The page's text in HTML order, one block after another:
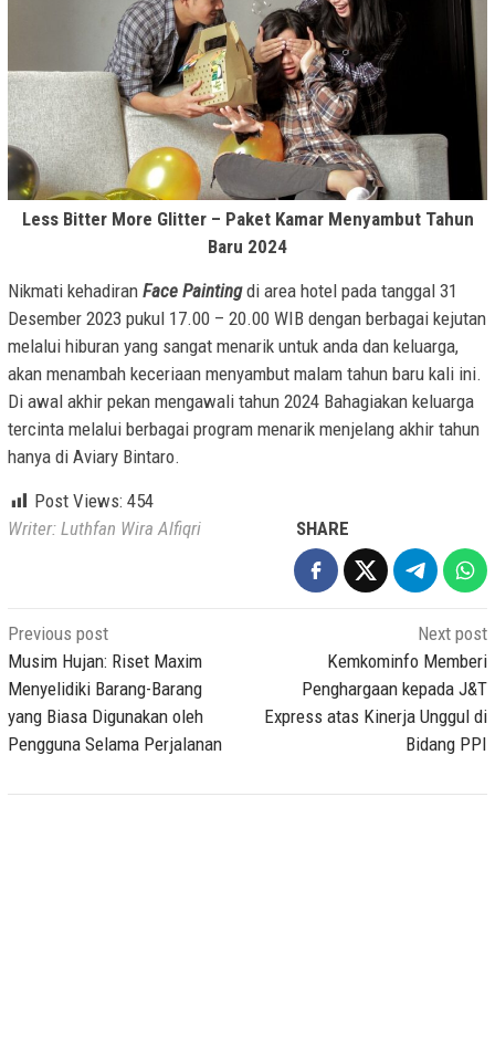
Less Bitter More Glitter – Paket Kamar Menyambut Tahun
Baru 2024
Nikmati kehadiran Face Paintingdi area hotel pada tanggal 31
Desember 2023 pukul 17.00 – 20.00 WIB dengan berbagai kejutan
melalui hiburan yang sangat menarik untuk anda dan keluarga,
akan menambah keceriaan menyambut malam tahun baru kali ini.
Di awal akhir pekan mengawali tahun 2024 Bahagiakan keluarga
tercinta melalui berbagai program menarik menjelang akhir tahun
hanya di Aviary Bintaro.
Post Views: 454
Writer: Luthfan Wira Alfiqri
SHARE
Post
navigation
Previous post
Musim Hujan: Riset Maxim
Menyelidiki Barang-Barang
yang Biasa Digunakan oleh
Pengguna Selama Perjalanan
Next post
Kemkominfo Memberi
Penghargaan kepada J&T
Express atas Kinerja Unggul di
Bidang PPI